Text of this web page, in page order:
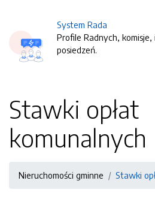
System Rada
Profile Radnych,
posiedzeń.
Stawki opłat
komunalnych
Nieruchomości gminne Stawki